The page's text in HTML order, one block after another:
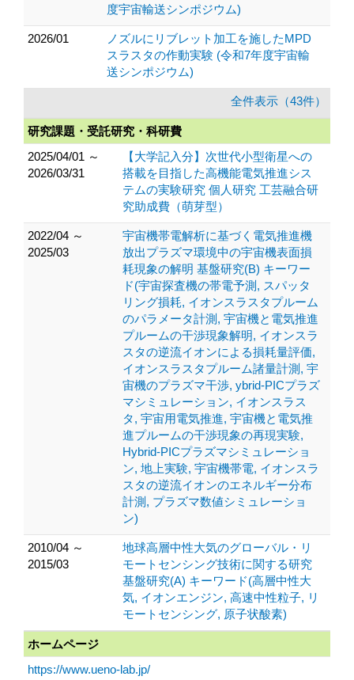
度宇宙輸送シンポジウム)
2026/01
ノズルにリブレット加工を施したMPD
スラスタの作動実験 (令和7年度宇宙輸
送シンポジウム)
全件表示（43件）
研究課題・受託研究・科研費
2025/04/01 ～
2026/03/31
【大学記入分】次世代小型衛星への
搭載を目指した高機能電気推進シス
テムの実験研究 個人研究 工芸融合研
究助成費（萌芽型）
2022/04 ～
2025/03
宇宙機帯電解析に基づく電気推進機
放出プラズマ環境中の宇宙機表面損
耗現象の解明 基盤研究(B) キーワー
ド(宇宙探査機の帯電予測, スパッタ
リング損耗, イオンスラスタプルーム
のパラメータ計測, 宇宙機と電気推進
プルームの干渉現象解明, イオンスラ
スタの逆流イオンによる損耗量評価,
イオンスラスタプルーム諸量計測, 宇
宙機のプラズマ干渉, ybrid-PICプラズ
マシミュレーション, イオンスラス
タ, 宇宙用電気推進, 宇宙機と電気推
進プルームの干渉現象の再現実験,
Hybrid-PICプラズマシミュレーショ
ン, 地上実験, 宇宙機帯電, イオンスラ
スタの逆流イオンのエネルギー分布
計測, プラズマ数値シミュレーショ
ン)
2010/04 ～
2015/03
地球高層中性大気のグローバル・リ
モートセンシング技術に関する研究
基盤研究(A) キーワード(高層中性大
気, イオンエンジン, 高速中性粒子, リ
モートセンシング, 原子状酸素)
ホームページ
https://www.ueno-lab.jp/